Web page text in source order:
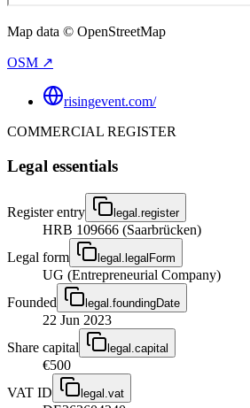
Map data © OpenStreetMap
OSM ↗
risingevent.com/
COMMERCIAL REGISTER
Legal essentials
Register entry legal.register
HRB 109666 (Saarbrücken)
Legal form
legal.legalForm
UG (Entrepreneurial Company)
Founded
legal.foundingDate
22 Jun 2023
Share capital
legal.capital
€500
VAT ID
legal.vat